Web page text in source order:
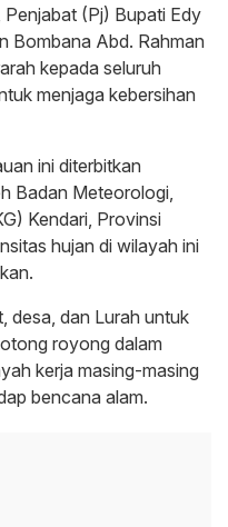
(Pj) Bupati Edy
Bombana Abd. Rahman
kepada seluruh
menjaga kebersihan
ini diterbitkan
Badan Meteorologi,
Kendari, Provinsi
hujan di wilayah ini
desa, dan Lurah untuk
royong dalam
kerja masing-masing
bencana alam.